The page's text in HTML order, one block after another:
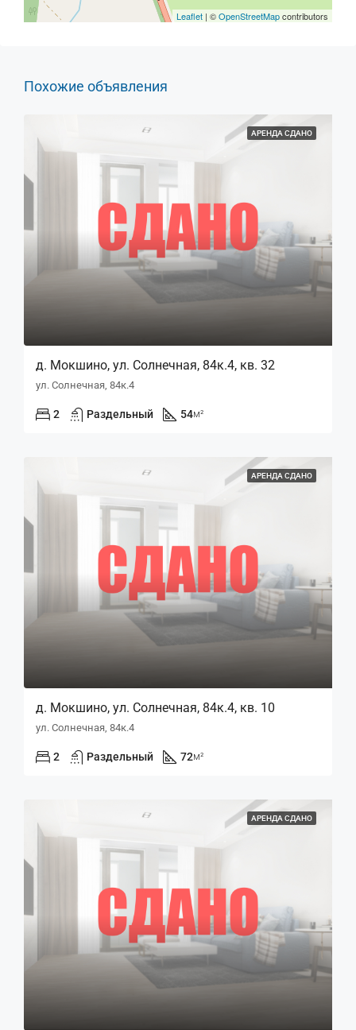
Leaflet | ©OpenStreetMapcontributors
Похожие объявления
АРЕНДА СДАНО
д. Мокшино, ул. Солнечная, 84к.4, кв. 32
ул. Солнечная, 84к.4
2 Раздельный 54м²
АРЕНДА СДАНО
д. Мокшино, ул. Солнечная, 84к.4, кв. 10
ул. Солнечная, 84к.4
2 Раздельный 72м²
АРЕНДА СДАНО